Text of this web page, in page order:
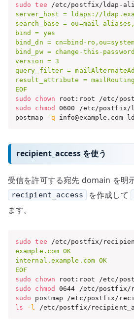
sudo tee /etc/postfix/ldap-
server_host = ldaps://
search_base = ou=mail-
bind = yes
bind_dn = cn=bind-
bind_pw = change-this-password
version = 3
query_filter =
result_attribute =
EOF
sudo
chown
sudo
chmod
0600 /etc/postfix/
postmap
-q
recipient_access を使う
受信を許可する宛先 domain を明
recipient_access を作成して
ます。
sudo tee /etc/postfix/
example.com OK
internal.example.com OK
EOF
sudo
chown
sudo
chmod
sudo
ls
-l /etc/postfix/